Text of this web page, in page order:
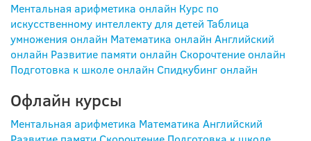
Ментальная арифметика онлайн Курс по
искусственному интеллекту для детей Таблица
умножения онлайн Математика онлайн Английский
онлайн Развитие памяти онлайн Скорочтение онлайн
Подготовка к школе онлайн Спидкубинг онлайн
Офлайн курсы
Ментальная арифметика Математика Английский